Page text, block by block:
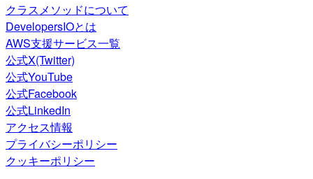
クラスメソッドについて
DevelopersIOとは
AWS支援サービス一覧
公式X(Twitter)
公式YouTube
公式Facebook
公式LinkedIn
アクセス情報
プライバシーポリシー
クッキーポリシー